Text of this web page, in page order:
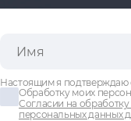
Настоящим я подтверждаю
Обработку моих
Согласии на
персональных данных